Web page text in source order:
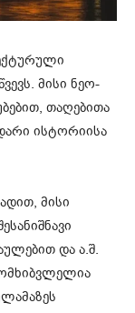
მისი ნეო-
თაღებითა
ისტორიისა
მისი
და ა.შ.